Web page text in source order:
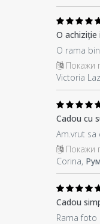
O achiziție
O rama
Покажи
Victoria
Cadou cu
Am.vrut
Покажи
Corina,
Cadou
Rama foto